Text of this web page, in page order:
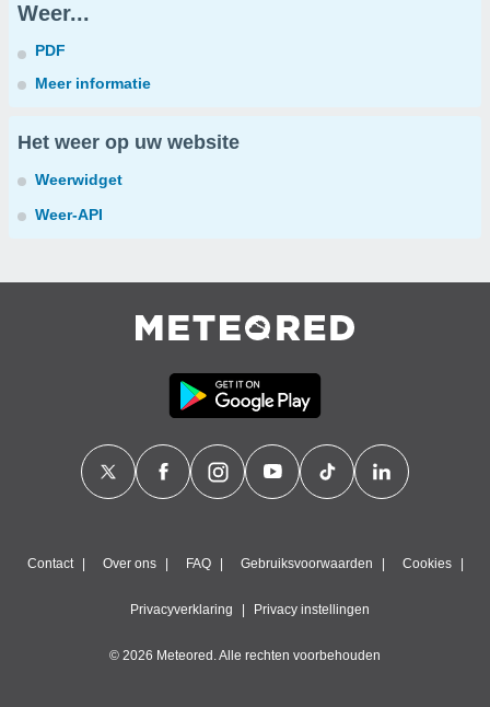
Weer...
PDF
Meer informatie
Het weer op uw website
Weerwidget
Weer-API
Contact Over ons FAQ Gebruiksvoorwaarden Cookies
Privacyverklaring Privacy instellingen
© 2026 Meteored. Alle rechten voorbehouden